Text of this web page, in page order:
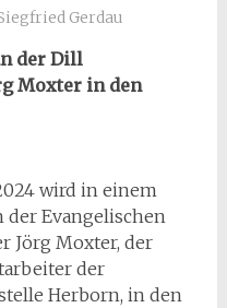
Gerdau
der Dill
Moxter in den
wird in einem
der Evangelischen
Jörg Moxter, der
der
Herborn, in den